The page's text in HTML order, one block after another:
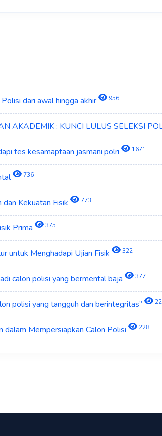
dari awal hingga akhir 956
AKADEMIK : KUNCI LULUS SELEKSI
tes kesamaptaan jasmani polri 1671
736
dan Kekuatan Fisik 773
Prima 375
untuk Menghadapi Ujian Fisik 322
calon polisi yang bermental baja 377
polisi yang tangguh dan berintegritas”
dalam Mempersiapkan Calon Polisi 228